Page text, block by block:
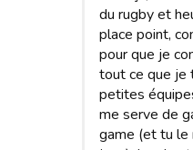
du rugby et
place point,
pour que je
tout ce que je
petites
me serve de
game (et tu le